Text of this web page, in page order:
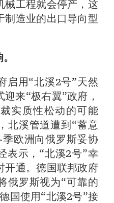
械工程就会停产，这
制造业的出口导向型
启用“北溪2号”天然
来“极右翼”政府，
实质性松动的可能
北溪管道遭到“蓄意
欧洲向俄罗斯妥协
表示，“北溪2号”幸
开通。德国联邦政府
俄罗斯视为“可靠的
国使用“北溪2号”接